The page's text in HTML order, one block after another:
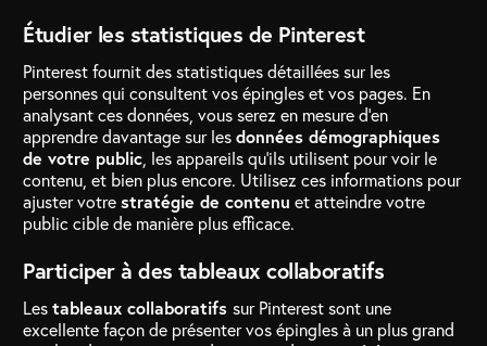
Étudier les statistiques de Pinterest
Pinterest fournit des statistiques détaillées sur les
personnes qui consultent vos épingles et vos pages. En
analysant ces données, vous serez en mesure d’en
apprendre davantage sur lesdonnées démographiques
de votre public , les appareils qu’ils utilisent pour voir le
contenu, et bien plus encore. Utilisez ces informations pour
ajuster votrestratégie de contenu et atteindre votre
public cible de manière plus efficace.
Participer à des tableaux collaboratifs
Lestableaux collaboratifssur Pinterest sont une
excellente façon de présenter vos épingles à un plus grand